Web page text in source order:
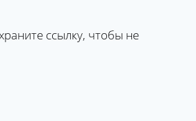
ссылку, чтобы не